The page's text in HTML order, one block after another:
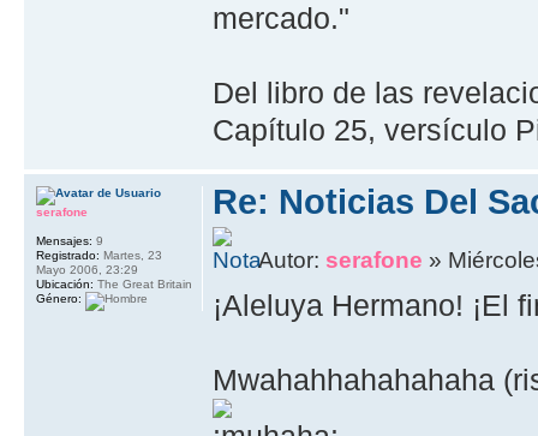
mercado."
Del libro de las
Capítulo 25, versículo
Re: Noticias Del
Autor: serafone »
¡Aleluya Hermano! ¡El
Mwahahhahahahaha
serafone
Mensajes: 9
Registrado: Martes, 23
Mayo 2006, 23:29
Ubicación: The Great Britain
Género: